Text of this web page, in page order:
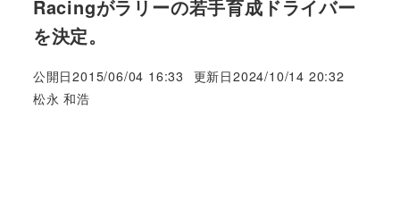
Racingがラリーの若手育成ドライバー
を決定。
公開日2015/06/04 16:33 更新日2024/10/14 20:32
著
松永 和浩